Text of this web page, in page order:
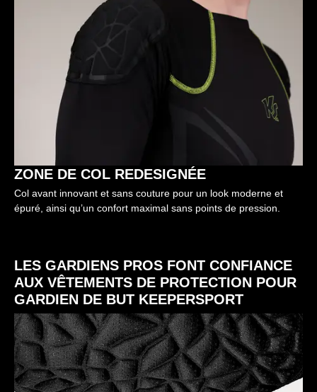
ZONE DE COL REDESIGNÉE
Col avant innovant et sans couture pour un look moderne et
épuré, ainsi qu’un confort maximal sans points de pression.
LES GARDIENS PROS FONT CONFIANCE
AUX VÊTEMENTS DE PROTECTION POUR
GARDIEN DE BUT KEEPERSPORT